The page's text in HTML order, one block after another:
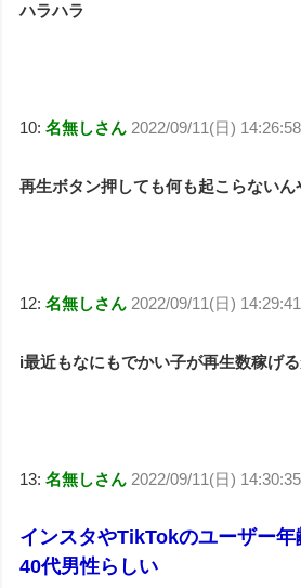
ハラハラ
10:名無しさん 2022/09/11(日)
再生ボタン押しても何も起こらないん
12:名無しさん 2022/09/11(日)
i最近もなにもでかい子が再生数稼げ
13:名無しさん 2022/09/11(日)
インスタやTikTokのユーザー
40代男性らしい